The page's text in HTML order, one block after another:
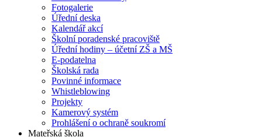
Fotogalerie
Úřední deska
Kalendář akcí
Školní poradenské pracoviště
Úřední hodiny – účetní ZŠ a MŠ
E-podatelna
Školská rada
Povinné informace
Whistleblowing
Projekty
Kamerový systém
Prohlášení o ochraně soukromí
Mateřská škola